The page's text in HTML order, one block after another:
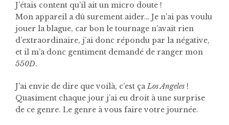
J’étais content qu’il ait un micro doute !
Mon appareil a dû surement aider… Je n’ai pas voulu
jouer la blague, car bon le tournage n’avait rien
d’extraordinaire, j’ai donc répondu par la négative,
et il m’a donc gentiment demandé de ranger mon
550D.
J’ai envie de dire que voilà, c’est çaLos Angeles !
Quasiment chaque jour j’ai eu droit à une surprise
de ce genre. Le genre à vous faire votre journée.